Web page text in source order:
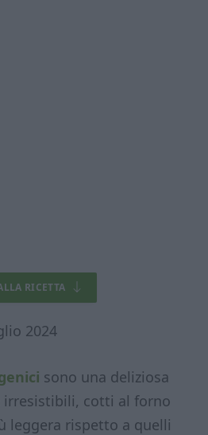
RICETTA
2024
sono una deliziosa
irresistibili, cotti al forno
leggera rispetto a quelli